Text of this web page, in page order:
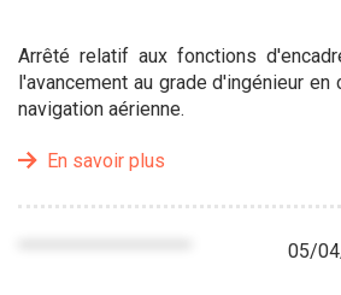
Arrêté relatif aux fonctions
l'avancement au grade d'ingénieur
navigation aérienne.
En savoir plus
05/